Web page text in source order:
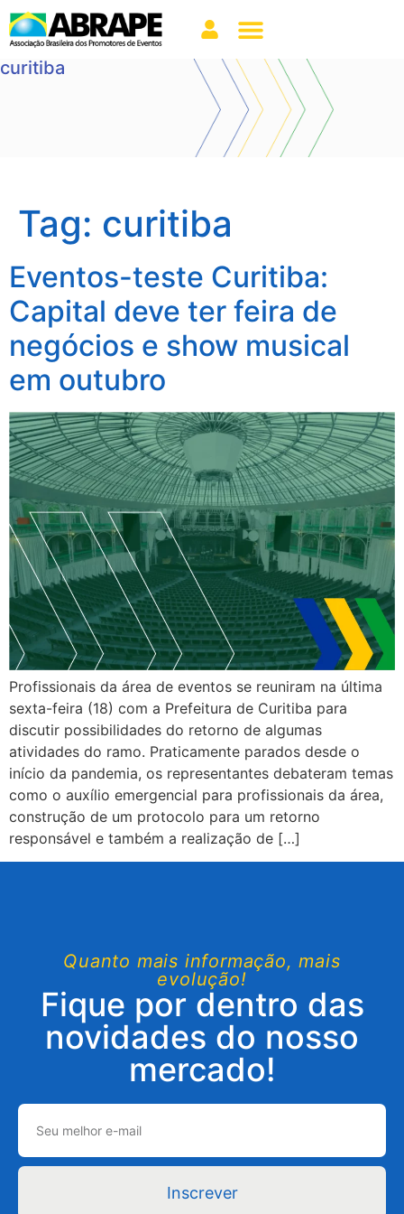
curitiba
Tag: curitiba
Eventos-teste Curitiba:
Capital deve ter feira de
negócios e show musical
em outubro
Profissionais da área de eventos se reuniram na última
sexta-feira (18) com a Prefeitura de Curitiba para
discutir possibilidades do retorno de algumas
atividades do ramo. Praticamente parados desde o
início da pandemia, os representantes debateram temas
como o auxílio emergencial para profissionais da área,
construção de um protocolo para um retorno
responsável e também a realização de […]
Quanto mais informação, mais
evolução!
Fique por dentro das
novidades do nosso
mercado!
Inscrever